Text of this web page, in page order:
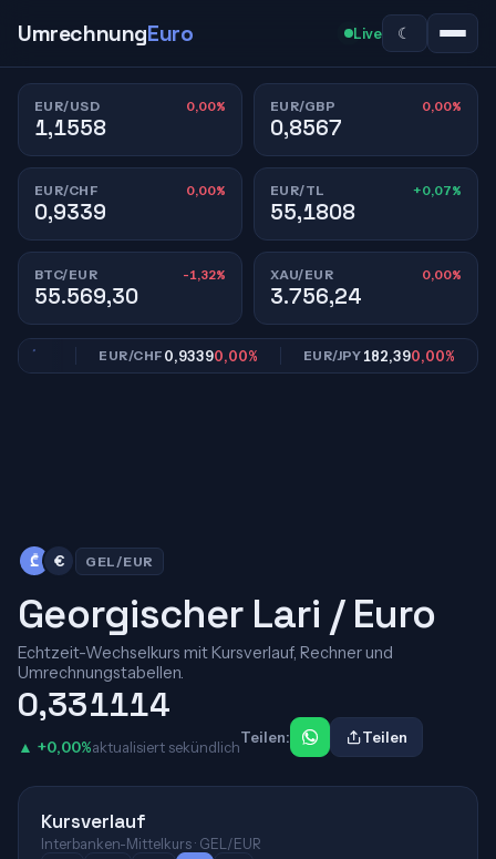
UmrechnungEuro Live ☾
EUR/USD 0,00%
1,1558
EUR/GBP 0,00%
0,8567
EUR/CHF 0,00%
0,9339
EUR/TL +0,07%
55,1808
BTC/EUR -1,32%
55.569,30
XAU/EUR 0,00%
3.756,24
EUR/CHF0,93390,00% EUR/JPY182,390,00%
₾ € GEL/EUR
Georgischer Lari / Euro
Echtzeit-Wechselkurs mit Kursverlauf, Rechner und
Umrechnungstabellen.
0,331114
▲ +0,00%aktualisiert sekündlich
Teilen: Teilen
Kursverlauf
Interbanken-Mittelkurs · GEL/EUR